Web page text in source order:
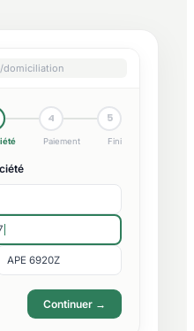
domiciliation
4 5
Paiement Fini
APE 6920Z
Continuer →